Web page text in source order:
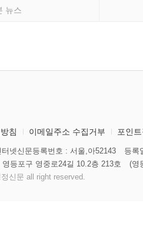
뉴스
침 이메일주소 수집거부 포인
터넷신문등록번호 : 서울,아52143
등록
등포구 영중로24길 10.2층 213호
(영
신문 all right reserved.